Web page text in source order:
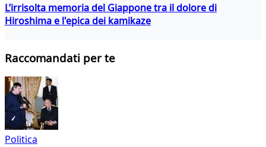
L’irrisolta memoria del Giappone tra il dolore di
Hiroshima e l'epica dei kamikaze
Raccomandati per te
Politica